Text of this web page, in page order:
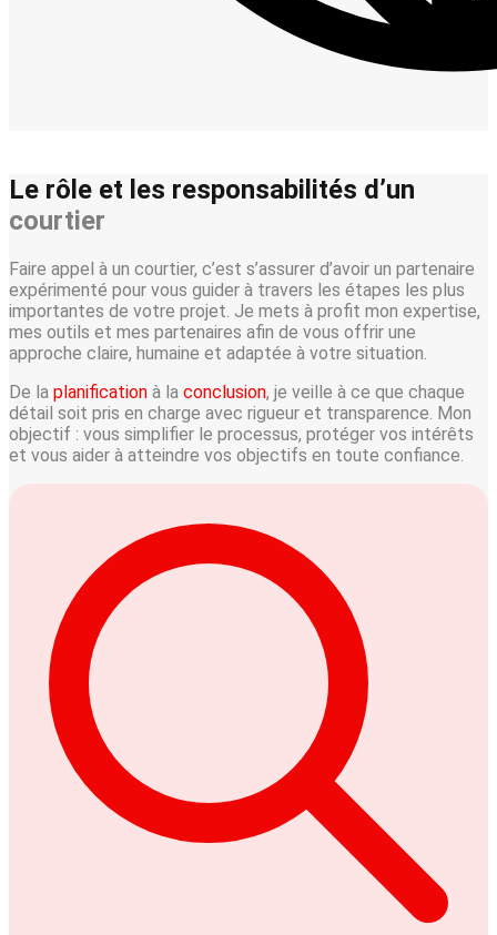
Le rôle et les responsabilités d’un
courtier
Faire appel à un courtier, c’est s’assurer d’avoir un partenaire
expérimenté pour vous guider à travers les étapes les plus
importantes de votre projet. Je mets à profit mon expertise,
mes outils et mes partenaires afin de vous offrir une
approche claire, humaine et adaptée à votre situation.
De la planification à la conclusion, je veille à ce que chaque
détail soit pris en charge avec rigueur et transparence. Mon
objectif : vous simplifier le processus, protéger vos intérêts
et vous aider à atteindre vos objectifs en toute confiance.